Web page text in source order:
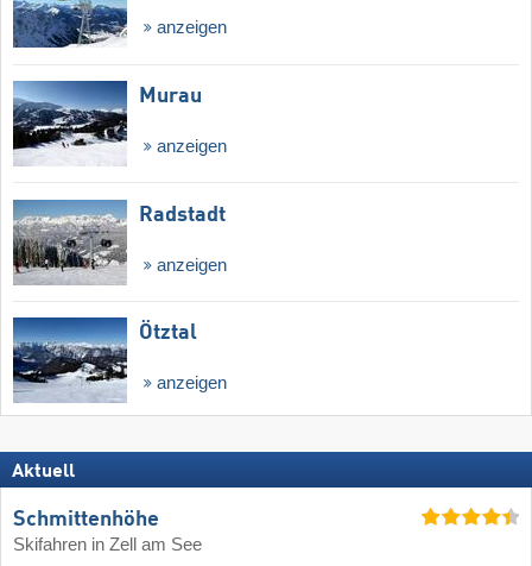
anzeigen
Murau
anzeigen
Radstadt
anzeigen
Ötztal
anzeigen
Aktuell
Schmittenhöhe
Skifahren in Zell am See